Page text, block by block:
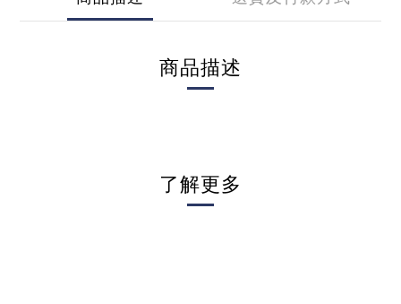
商品描述
了解更多